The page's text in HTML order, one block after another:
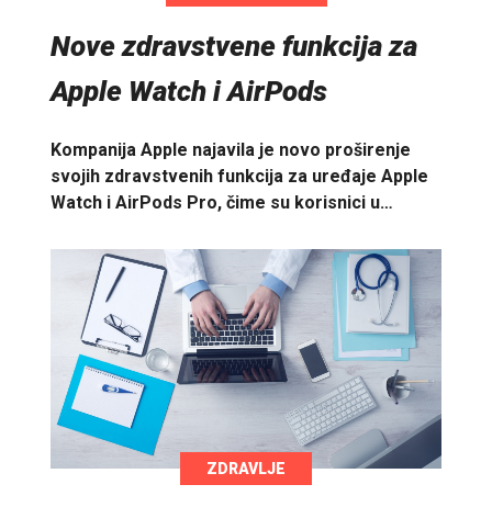
Nove zdravstvene funkcija za
Apple Watch i AirPods
Kompanija Apple najavila je novo proširenje
svojih zdravstvenih funkcija za uređaje Apple
Watch i AirPods Pro, čime su korisnici u…
ZDRAVLJE